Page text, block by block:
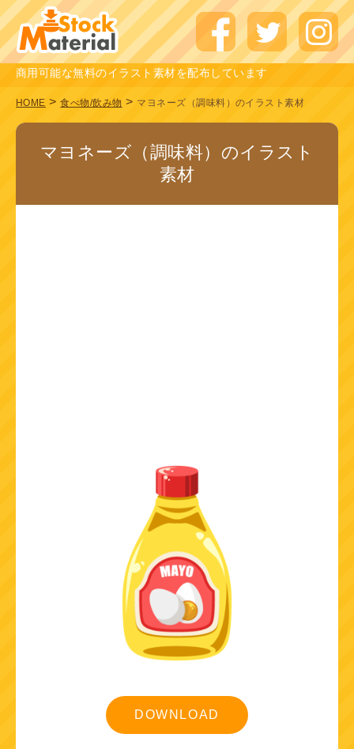
商用可能な無料のイラスト素材を配布しています
HOME >食べ物/飲み物 > マヨネーズ（調味料）のイラスト素材
マヨネーズ（調味料）のイラスト
素材
DOWNLOAD